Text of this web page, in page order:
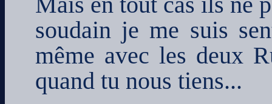
soudain je me suis
même avec les deux
quand tu nous tiens...